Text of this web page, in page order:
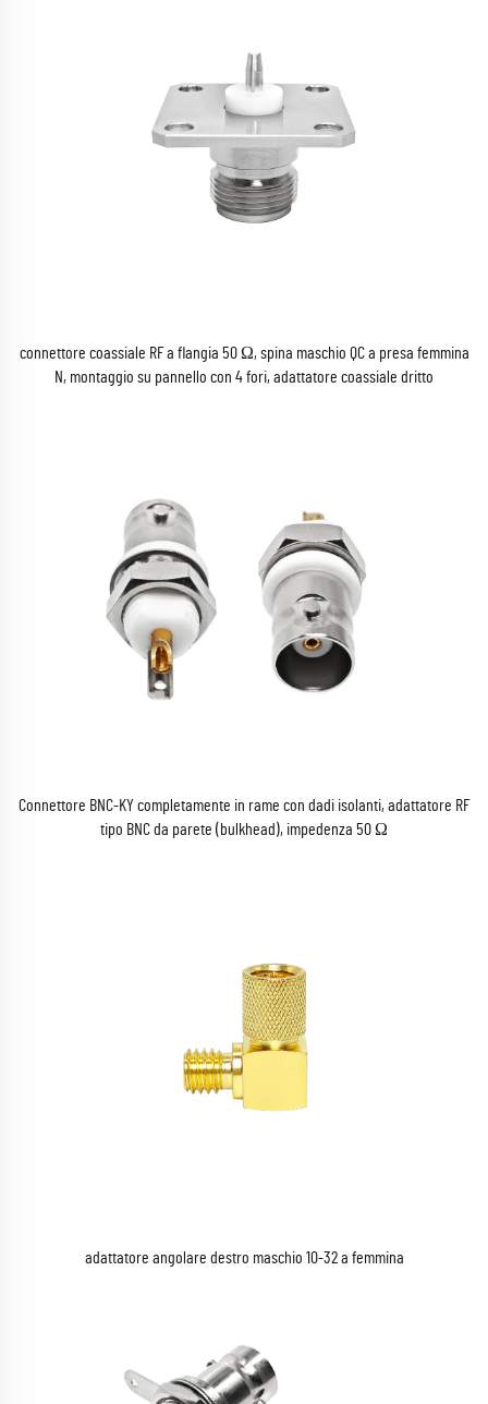
connettore coassiale RF a flangia 50 Ω, spina maschio QC a presa femmina
N, montaggio su pannello con 4 fori, adattatore coassiale dritto
Connettore BNC-KY completamente in rame con dadi isolanti, adattatore RF
tipo BNC da parete (bulkhead), impedenza 50 Ω
adattatore angolare destro maschio 10-32 a femmina